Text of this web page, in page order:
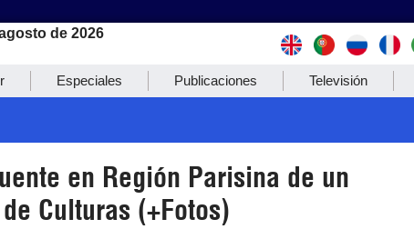
de 2026
Especiales Publicaciones Televisión
en Región Parisina de un
Culturas (+Fotos)